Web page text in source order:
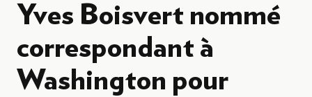
Yves Boisvert nommé
correspondant à
Washington pour